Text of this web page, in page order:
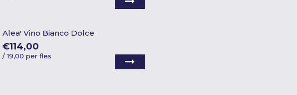
Alea' Vino Bianco Dolce
€114,00
/19,00 per fles